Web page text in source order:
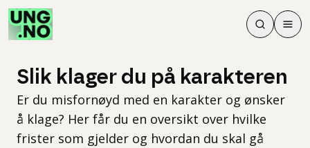
Søk
Søk
Meny
Slik klager du på karakteren
Er du misfornøyd med en karakter og ønsker
å klage? Her får du en oversikt over hvilke
frister som gjelder og hvordan du skal gå